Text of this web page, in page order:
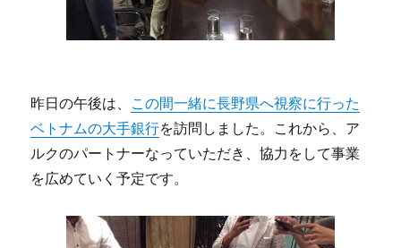
昨日の午後は、 この間一緒に長野県へ視察に行った
ベトナムの大手銀行を訪問しました。これから、ア
ルクのパートナーなっていただき、協力をして事業
を広めていく予定です。